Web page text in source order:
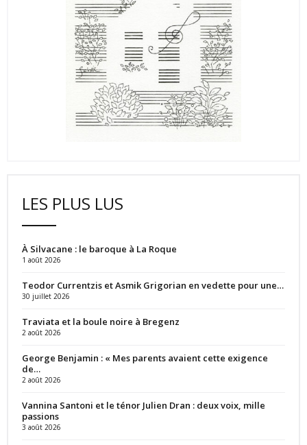
LES PLUS LUS
À Silvacane : le baroque à La Roque
1 août 2026
Teodor Currentzis et Asmik Grigorian en vedette pour une…
30 juillet 2026
Traviata et la boule noire à Bregenz
2 août 2026
George Benjamin : « Mes parents avaient cette exigence
de…
2 août 2026
Vannina Santoni et le ténor Julien Dran : deux voix, mille
passions
3 août 2026